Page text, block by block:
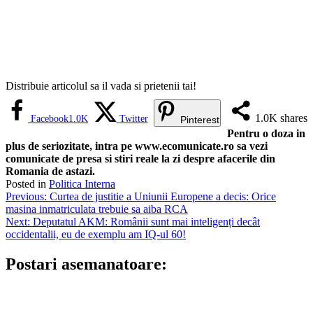
Distribuie articolul sa il vada si prietenii tai!
1.0K shares
Facebook1.0K Twitter Pinterest
Pentru o doza in
plus de seriozitate, intra pe www.ecomunicate.ro sa vezi
comunicate de presa si stiri reale la zi despre afacerile din
Romania de astazi.
Posted in Politica Interna
Navigare
în
articole
Previous: Curtea de justitie a Uniunii Europene a decis: Orice
masina inmatriculata trebuie sa aiba RCA
Next: Deputatul AKM: Românii sunt mai inteligenți decât
occidentalii, eu de exemplu am IQ-ul 60!
Postari asemanatoare: